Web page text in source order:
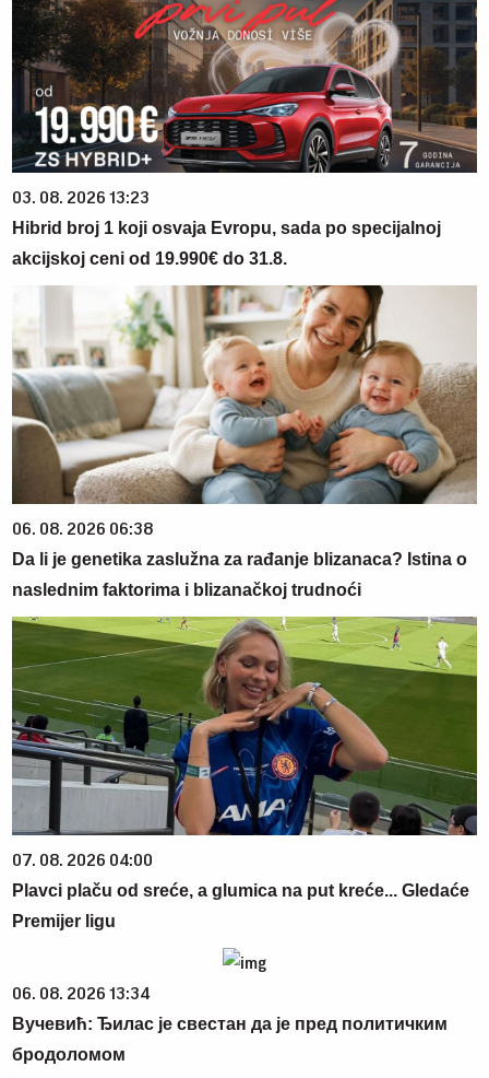
03. 08. 2026 13:23
Hibrid broj 1 koji osvaja Evropu, sada po specijalnoj
akcijskoj ceni od 19.990€ do 31.8.
06. 08. 2026 06:38
Da li je genetika zaslužna za rađanje blizanaca? Istina o
naslednim faktorima i blizanačkoj trudnoći
07. 08. 2026 04:00
Plavci plaču od sreće, a glumica na put kreće... Gledaće
Premijer ligu
06. 08. 2026 13:34
Вучевић: Ђилас је свестан да је пред политичким
бродоломом